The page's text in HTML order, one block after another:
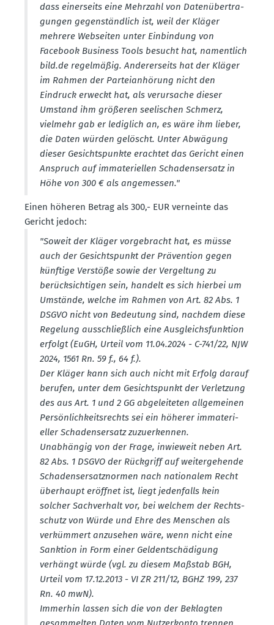
dass einer­seits eine Mehrzahl von Daten­über­tra­
gungen gegen­ständlich ist, weil der Kläger
mehrere Webseiten unter Einbindung von
Facebook Business Tools besucht hat, namentlich
bild.​de regel­mäßig. Anderer­seits hat der Kläger
im Rahmen der Partei­an­hörung nicht den
Eindruck erweckt hat, als verur­sache dieser
Umstand ihm größeren seeli­schen Schmerz,
vielmehr gab er lediglich an, es wäre ihm lieber,
die Daten würden gelöscht. Unter Abwägung
dieser Gesichts­punkte erachtet das Gericht einen
Anspruch auf immate­ri­ellen Schadens­ersatz in
Höhe von 300 € als angemessen."
Einen höheren Betrag als 300,- EUR verneinte das
Gericht jedoch:
"Soweit der Kläger vorge­bracht hat, es müsse
auch der Gesichts­punkt der Prävention gegen
künftige Verstöße sowie der Vergeltung zu
berück­sich­tigen sein, handelt es sich hierbei um
Umstände, welche im Rahmen von Art. 82 Abs. 1
DSGVO nicht von Bedeutung sind, nachdem diese
Regelung ausschlie­ßlich eine Ausgleichs­funktion
erfolgt (EuGH, Urteil vom 11.04.2024 - C-741/22, NJW
2024, 1561 Rn. 59 f., 64 f.).
Der Kläger kann sich auch nicht mit Erfolg darauf
berufen, unter dem Gesichts­punkt der Verletzung
des aus Art. 1 und 2 GG abgelei­teten allge­meinen
Persön­lich­keits­rechts sei ein höherer immate­ri­
eller Schadens­ersatz zuzuer­kennen.
Unabhängig von der Frage, inwieweit neben Art.
82 Abs. 1 DSGVO der Rückgriff auf weiter­ge­hende
Schadens­er­satz­normen nach natio­nalem Recht
überhaupt eröffnet ist, liegt jeden­falls kein
solcher Sachverhalt vor, bei welchem der Rechts­
schutz von Würde und Ehre des Menschen als
verkümmert anzusehen wäre, wenn nicht eine
Sanktion in Form einer Geldent­schä­digung
verhängt würde (vgl. zu diesem Maßstab BGH,
Urteil vom 17.12.2013 - VI ZR 211/12, BGHZ 199, 237
Rn. 40 mwN).
Immerhin lassen sich die von der Beklagten